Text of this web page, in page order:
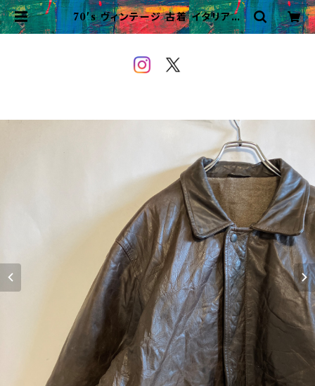
70's ヴィンテージ 古着 イタリア製
レザージャケット A2 モーターサイク